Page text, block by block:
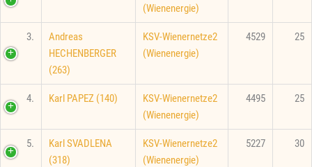
(Wienenergie)
3.
Andreas
HECHENBERGER
(263)
KSV-Wienernetze2
(Wienenergie)
4529 25
4. Karl PAPEZ (140)
KSV-Wienernetze2
(Wienenergie)
4495 25
5.
Karl SVADLENA
(318)
KSV-Wienernetze2
(Wienenergie)
5227 30